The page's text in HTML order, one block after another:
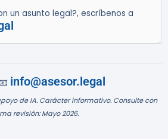
un asunto legal?, escríbenos a
info@asesor.legal
de IA. Carácter informativo. Consulte con
revisión: Mayo 2026.